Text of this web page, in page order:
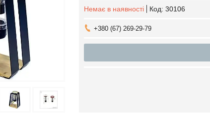
Немає в наявності Код: 30106
+380 (67) 269-29-79